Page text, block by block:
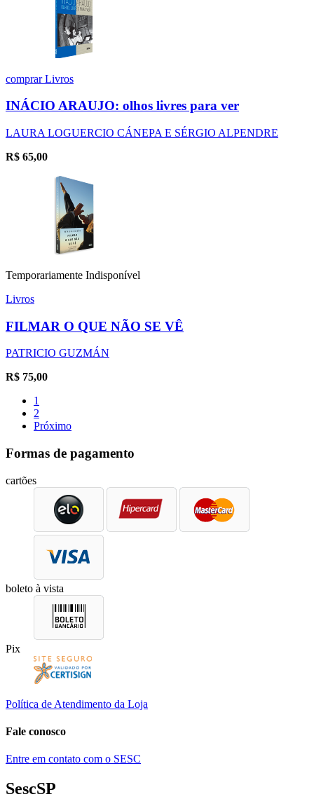
comprarLivros
INÁCIO ARAUJO: olhos livres para ver
LAURA LOGUERCIO CÁNEPA E SÉRGIO ALPENDRE
R$ 65,00
Temporariamente Indisponível
Livros
FILMAR O QUE NÃO SE VÊ
PATRICIO GUZMÁN
R$ 75,00
1
2
Próximo
Formas de pagamento
cartões
boleto à vista
Pix
Política de Atendimento da Loja
Fale conosco
Entre em contato com o SESC
SescSP